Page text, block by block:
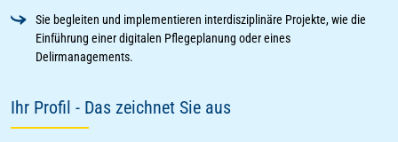
Sie begleiten und implementieren interdisziplinäre Projekte, wie die
Einführung einer digitalen Pflegeplanung oder eines
Delirmanagements.
Ihr Profil - Das zeichnet Sie aus